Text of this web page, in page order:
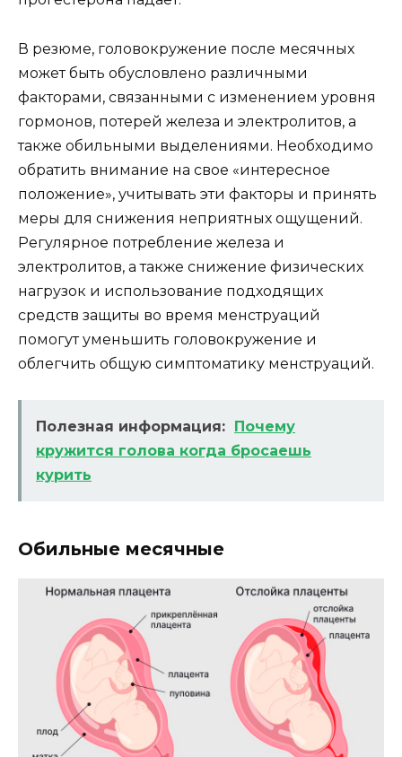
В резюме, головокружение после месячных
может быть обусловлено различными
факторами, связанными с изменением уровня
гормонов, потерей железа и электролитов, а
также обильными выделениями. Необходимо
обратить внимание на свое «интересное
положение», учитывать эти факторы и принять
меры для снижения неприятных ощущений.
Регулярное потребление железа и
электролитов, а также снижение физических
нагрузок и использование подходящих
средств защиты во время менструаций
помогут уменьшить головокружение и
облегчить общую симптоматику менструаций.
Полезная информация: Почему
кружится голова когда бросаешь
курить
Обильные месячные